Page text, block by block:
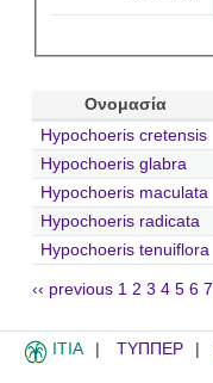
Ονομασία
Hypochoeris cretensis
Hypochoeris glabra
Hypochoeris maculata
Hypochoeris radicata
Hypochoeris tenuiflora
‹‹ previous 1 2 3 4 5 6 7
ITIA ΤΥΠΠΕΡ